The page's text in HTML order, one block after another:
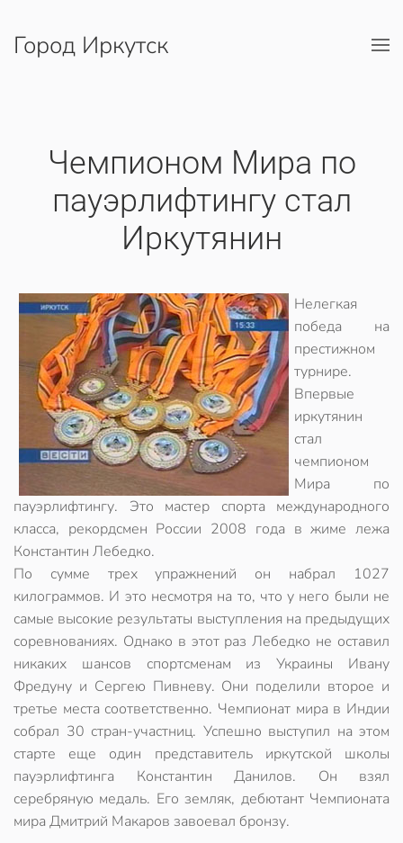
Перейти к содержимому
Город Иркутск
Чемпионом Мира по
пауэрлифтингу стал
Иркутянин
Нелегкая
победа на
престижном
турнире.
Впервые
иркутянин
стал
чемпионом
Мира по
пауэрлифтингу. Это мастер спорта международного
класса, рекордсмен России 2008 года в жиме лежа
Константин Лебедко.
По сумме трех упражнений он набрал 1027
килограммов. И это несмотря на то, что у него были не
самые высокие результаты выступления на предыдущих
соревнованиях. Однако в этот раз Лебедко не оставил
никаких шансов спортсменам из Украины Ивану
Фредуну и Сергею Пивневу. Они поделили второе и
третье места соответственно. Чемпионат мира в Индии
собрал 30 стран-участниц. Успешно выступил на этом
старте еще один представитель иркутской школы
пауэрлифтинга Константин Данилов. Он взял
серебряную медаль. Его земляк, дебютант Чемпионата
мира Дмитрий Макаров завоевал бронзу.